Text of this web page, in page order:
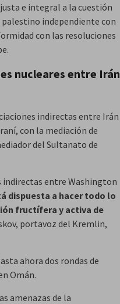
e integral a la cuestión
independiente con
con las resoluciones
nucleares entre Irán
indirectas entre Irán
con la mediación de
del Sultanato de
indirectas entre Washington
dispuesta a hacer todo lo
fructífera y activa de
portavoz del Kremlin,
ahora dos rondas de
Omán.
amenazas de la